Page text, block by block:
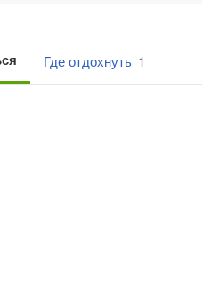
Где отдохнуть 1